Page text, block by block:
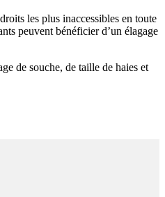
les plus inaccessibles en toute
peuvent bénéficier d’un élagage
de souche, de taille de haies et